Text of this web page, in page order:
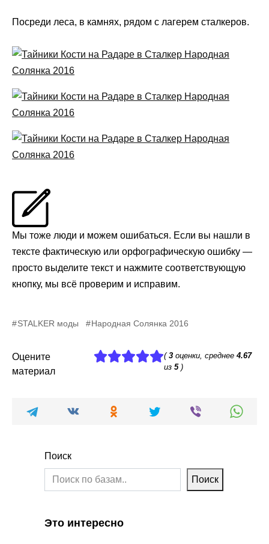
Посреди леса, в камнях, рядом с лагерем сталкеров.
Мы тоже люди и можем ошибаться. Если вы нашли в
тексте фактическую или орфографическую ошибку —
просто выделите текст и нажмите соответствующую
кнопку, мы всё проверим и исправим.
STALKER моды Народная Солянка 2016
Оцените
материал
(3оценки, среднее 4.67
из 5)
Поиск
Поиск
Это интересно